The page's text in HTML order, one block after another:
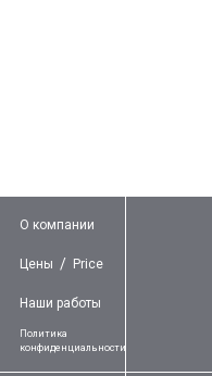
Цены Price
Наши работы
О компании
Политика
конфиденциальности
/